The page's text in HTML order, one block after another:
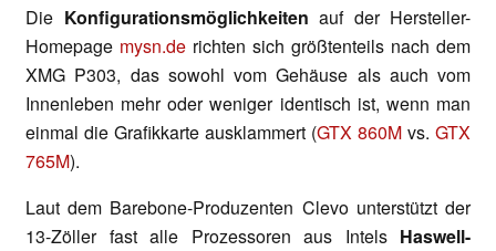
Die Konfigurationsmöglichkeiten auf der Hersteller-
Homepage mysn.de richten sich größtenteils nach dem
XMG P303, das sowohl vom Gehäuse als auch vom
Innenleben mehr oder weniger identisch ist, wenn man
einmal die Grafikkarte ausklammert (GTX 860M vs. GTX
765M).
Laut dem Barebone-Produzenten Clevo unterstützt der
13-Zöller fast alle Prozessoren aus Intels Haswell-